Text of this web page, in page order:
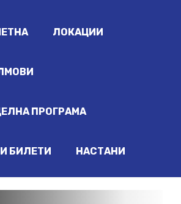
ЛОКАЦИИ
ПРОГРАМА
БИЛЕТИ НАСТАНИ